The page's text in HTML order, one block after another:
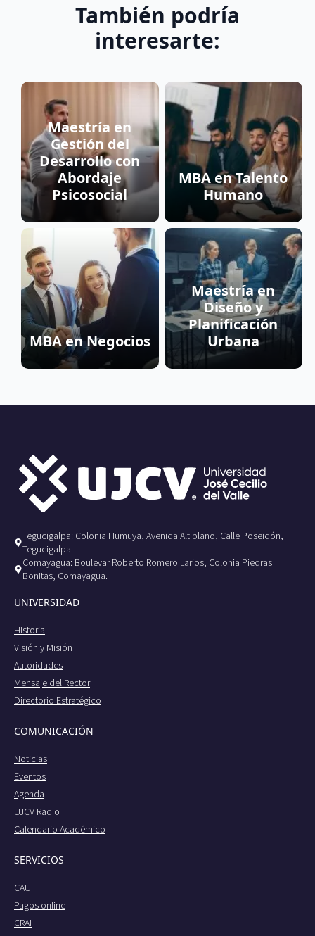
También podría
interesarte:
Maestría en
Gestión del
Desarrollo con
Abordaje
Psicosocial
MBA en Talento
Humano
MBA en Negocios
Maestría en
Diseño y
Planificación
Urbana
Tegucigalpa: Colonia Humuya, Avenida Altiplano, Calle Poseidón,
Tegucigalpa.
Comayagua: Boulevar Roberto Romero Larios, Colonia Piedras
Bonitas, Comayagua.
UNIVERSIDAD
Historia
Visión y Misión
Autoridades
Mensaje del Rector
Directorio Estratégico
COMUNICACIÓN
Noticias
Eventos
Agenda
UJCV Radio
Calendario Académico
SERVICIOS
CAU
Pagos online
CRAI